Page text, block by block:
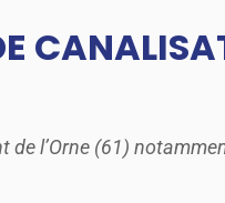
l’Orne (61)